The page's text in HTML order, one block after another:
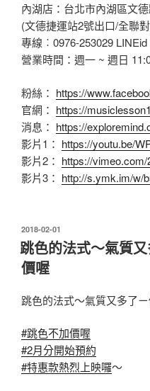
內湖店：台北市內湖區文
(文德捷運站2號出口/全聯
專線︰0976-253029
營業時間：週一 ~ 週日
粉絲： https://
官網： https://
消息： https://
影片1： https://youtu.be/
影片2： https://vimeo.com/
影片3： http://s.ymk.im/w/
發
佈
於
2018-02-01
跳色的法式～氣質
價喔
跳色的法式～氣質又多了
#跳色不加價喔
#2月分開始預約
#特惠款熱烈上映囉～